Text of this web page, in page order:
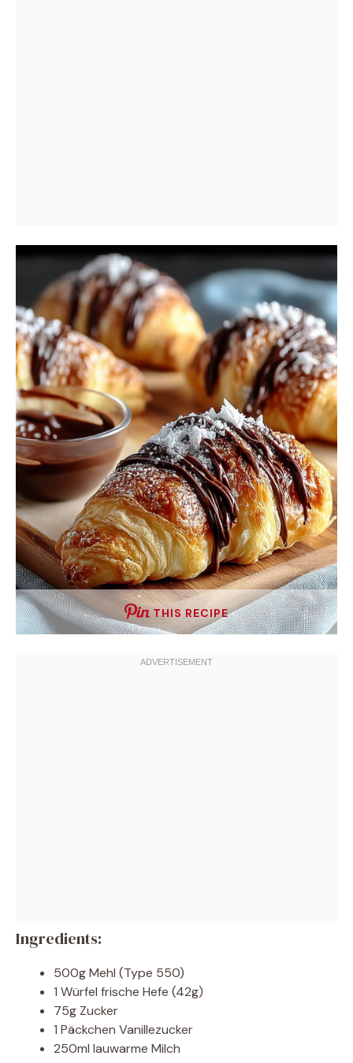
THIS RECIPE
Ingredients:
500g Mehl (Type 550)
1 Würfel frische Hefe (42g)
75g Zucker
1 Päckchen Vanillezucker
250ml lauwarme Milch